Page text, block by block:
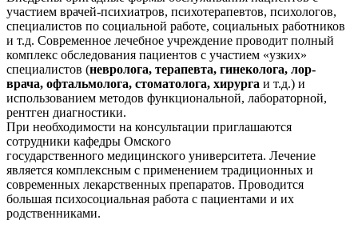
участием врачей-психиатров, психотерапевтов, психологов,
специалистов по социальной работе, социальных работников
и т.д. Современное лечебное учреждение проводит полный
комплекс обследования пациентов с участием «узких»
специалистов (невролога, терапевта, гинеколога, лор-
врача, офтальмолога, стоматолога, хирурга и т.д.) и
использованием методов функциональной, лабораторной,
рентген диагностики.
При необходимости на консультации приглашаются
сотрудники кафедры Омского
государственного медицинского университета. Лечение
является комплексным с применением традиционных и
современных лекарственных препаратов. Проводится
большая психосоциальная работа с пациентами и их
родственниками.